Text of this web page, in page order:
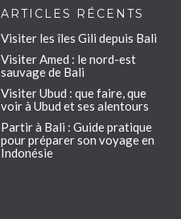
ARTICLES RÉCENTS
Visiter les îles Gili depuis Bali
Visiter Amed : le nord-est
sauvage de Bali
Visiter Ubud : que faire, que
voir à Ubud et ses alentours
Partir à Bali : Guide pratique
pour préparer son voyage en
Indonésie